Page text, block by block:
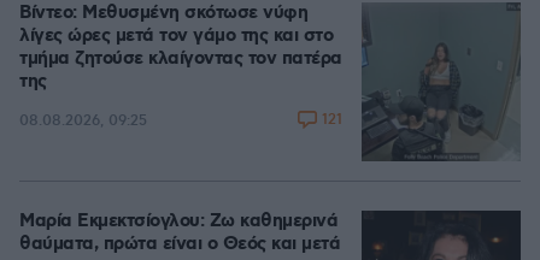
Βίντεο: Μεθυσμένη σκότωσε νύφη
λίγες ώρες μετά τον γάμο της και στο
τμήμα ζητούσε κλαίγοντας τον πατέρα
της
08.08.2026, 09:25 121
Μαρία Εκμεκτσίογλου: Ζω καθημερινά
θαύματα, πρώτα είναι ο Θεός και μετά